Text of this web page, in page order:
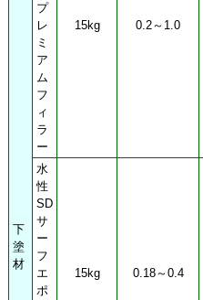
下
塗
材
プ
レ
ミ
ア
ム
フ
ィ
ラ
ー
15kg 0.2～1.0
水
性
SD
サ
ー
フ
エ
ポ
15kg 0.18～0.4